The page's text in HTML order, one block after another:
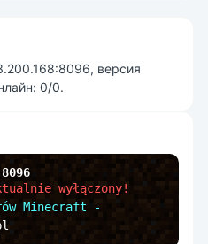
версия
0/0.